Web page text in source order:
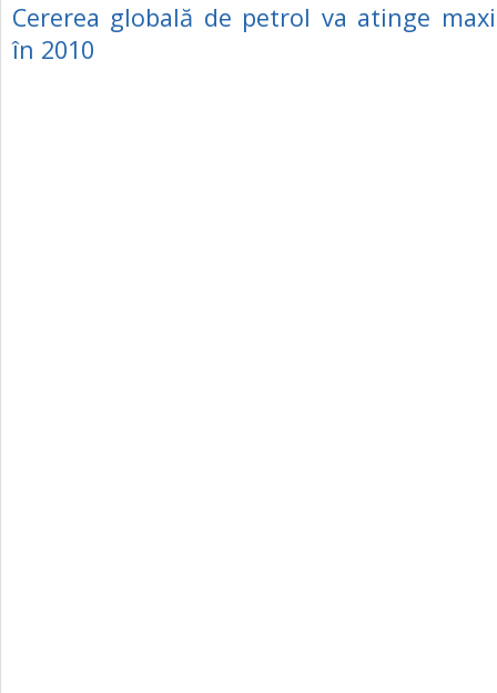
Cererea globală de petrol va atinge
în 2010